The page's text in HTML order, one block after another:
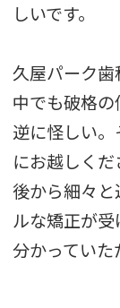
しいです。
久屋パーク
中でも破格の
逆に怪しい
にお越しくだ
後から細々
ルな矯正が
分かってい